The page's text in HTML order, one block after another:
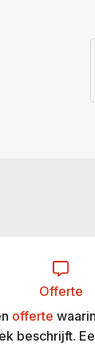
Offerte
offerte
beschrijft.